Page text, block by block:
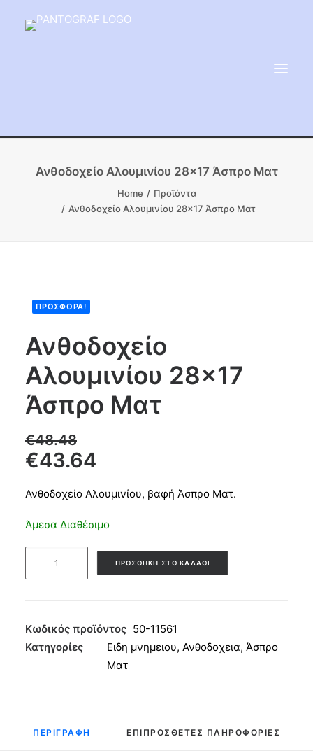
ΕΙΔΗ ΜΝΗΜΕΙΟΥ
ΑΔΑΜΑΝΤΟΦΟΡΟΙ ΔΙΣΚΟΙ
ΠΡΟΪΟΝΤΑ ΜΑΡΜΆΡΟΥ
Products
search
CART
Ανθοδοχείο Αλουμινίου 28×17 Άσπρο Ματ
Home
Προϊόντα
Ανθοδοχείο Αλουμινίου 28×17 Άσπρο Ματ
ΠΡΟΣΦΟΡΆ!
Ανθοδοχείο
Αλουμινίου 28×17
Άσπρο Ματ
€48.48
€43.64
Ανθοδοχείο Αλουμινίου, βαφή Άσπρο Ματ.
Άμεσα Διαθέσιμο
Ματ
ποσότητα
ΠΡΟΣΘΉΚΗ ΣΤΟ ΚΑΛΆΘΙ
Κωδικός προϊόντος 50-11561
Κατηγορίες
Ειδη μνημειου, Ανθοδοχεια, Άσπρο
Ματ
ΠΕΡΙΓΡΑΦΉ ΕΠΙΠΡΌΣΘΕΤΕΣ ΠΛΗΡΟΦΟΡΊΕΣ